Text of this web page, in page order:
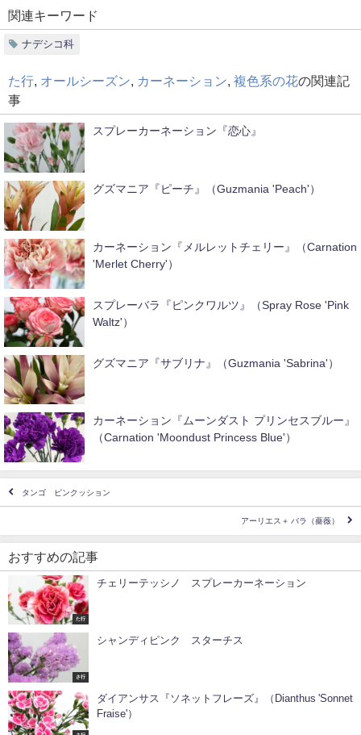
関連キーワード
ナデシコ科
た行, オールシーズン, カーネーション, 複色系の花の関連記
事
スプレーカーネーション『恋心』
グズマニア『ピーチ』（Guzmania 'Peach'）
カーネーション『メルレットチェリー』（Carnation
'Merlet Cherry'）
スプレーバラ『ピンクワルツ』（Spray Rose 'Pink
Waltz'）
グズマニア『サブリナ』（Guzmania 'Sabrina'）
カーネーション『ムーンダスト プリンセスブルー』
（Carnation 'Moondust Princess Blue'）
タンゴ ピンクッション
アーリエス＋ バラ（薔薇）
おすすめの記事
た行
チェリーテッシノ スプレーカーネーション
さ行
シャンディピンク スターチス
ダイアンサス『ソネットフレーズ』（Dianthus 'Sonnet
Fraise'）